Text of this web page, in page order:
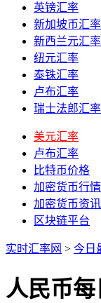
英镑汇率
新加坡币汇率
新西兰元汇率
纽元汇率
泰铢汇率
卢布汇率
瑞士法郎汇率
美元汇率
卢布汇率
比特币价格
加密货币行情
加密货币资讯
区块链平台
实时汇率网 > 今日
人民币